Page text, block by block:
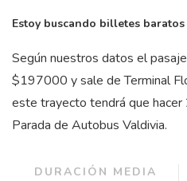
Estoy buscando billetes baratos
Según nuestros datos el
$197000 y sale de Terminal
este trayecto tendrá que
Parada de Autobus Valdivia.
DURACIÓN MEDIA